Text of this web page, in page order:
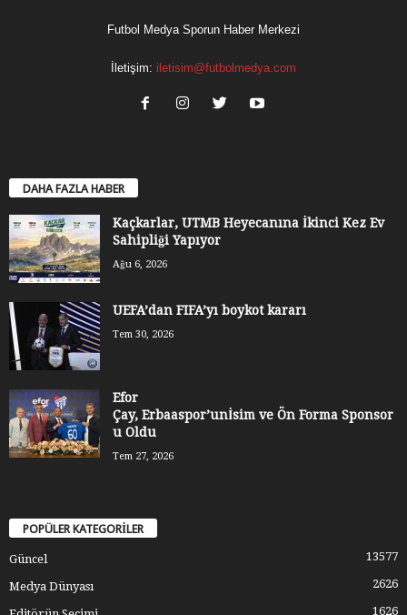
Futbol Medya Sporun Haber Merkezi
İletişim: iletisim@futbolmedya.com
DAHA FAZLA HABER
Kaçkarlar, UTMB Heyecanına İkinci Kez Ev
Sahipliği Yapıyor
Ağu 6, 2026
UEFA’dan FIFA’yı boykot kararı
Tem 30, 2026
Efor
Çay, Erbaaspor’unİsim ve Ön Forma Sponsor
u Oldu
Tem 27, 2026
POPÜLER KATEGORİLER
Güncel 13577
Medya Dünyası 2626
1626